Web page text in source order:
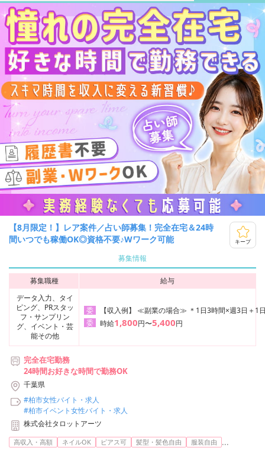
【8月限定！】レア案件／占い師募集！完全在宅＆24時
間いつでも稼働OK◎資格不要♪Wワーク可能
キープ
募集情報
募集職種
給与
データ入力、タイ
ピング、PRスタッ
フ・サンプリン
グ、イベント・芸
能その他
委
【収入例】 ≪副業の場合≫ ＊1日3時間×週3日＋1
委
時給1,800円〜5,400円
完全在宅勤務
24時間お好きな時間で勤務OK
千葉県
#柏市女性バイト・求人
#柏市イベント女性バイト・求人
株式会社タロットアーツ
高収入・高額 ネイルOK ピアス可 髪型・髪色自由 服装自由 ...